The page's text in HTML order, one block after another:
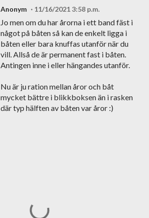
Anonym 11/16/2021 3:58 p.m.
Jo men om du har årorna i ett band fäst i
något på båten så kan de enkelt ligga i
båten eller bara knuffas utanför när du
vill. Allså de är permanent fast i båten.
Antingen inne i eller hängandes utanför.
Nu är ju ration mellan åror och båt
mycket bättre i blikkboksen än i rasken
där typ hälften av båten var åror :)